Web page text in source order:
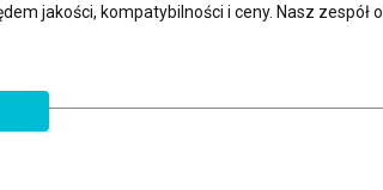
jakości, kompatybilności i ceny. Nasz zespół